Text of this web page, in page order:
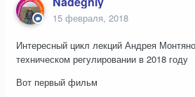
15 февраля, 2018
Интересный цикл лекций Андрея
техническом регулировании в 2018 году
Вот первый фильм